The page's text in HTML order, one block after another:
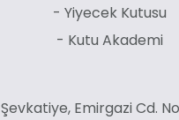
- Yiyecek Kutusu
- Kutu Akademi
Şevkatiye, Emirgazi Cd.